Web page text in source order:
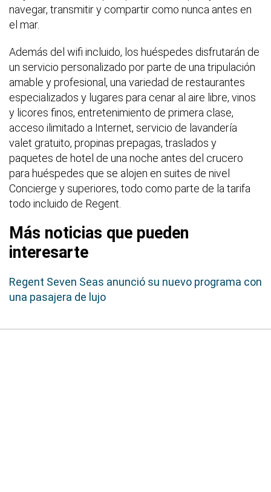
navegar, transmitir y compartir como nunca antes en
el mar.
Además del wifi incluido, los huéspedes disfrutarán de
un servicio personalizado por parte de una tripulación
amable y profesional, una variedad de restaurantes
especializados y lugares para cenar al aire libre, vinos
y licores finos, entretenimiento de primera clase,
acceso ilimitado a Internet, servicio de lavandería
valet gratuito, propinas prepagas, traslados y
paquetes de hotel de una noche antes del crucero
para huéspedes que se alojen en suites de nivel
Concierge y superiores, todo como parte de la tarifa
todo incluido de Regent.
Más noticias que pueden
interesarte
Regent Seven Seas anunció su nuevo programa con
una pasajera de lujo